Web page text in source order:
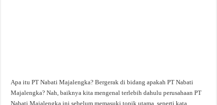
Apa itu PT Nabati Majalengka? Bergerak di bidang apakah PT Nabati
Majalengka? Nah, baiknya kita mengenal terlebih dahulu perusahaan PT
Nabati Majalengka ini sebelum memasuki topik utama seperti kata